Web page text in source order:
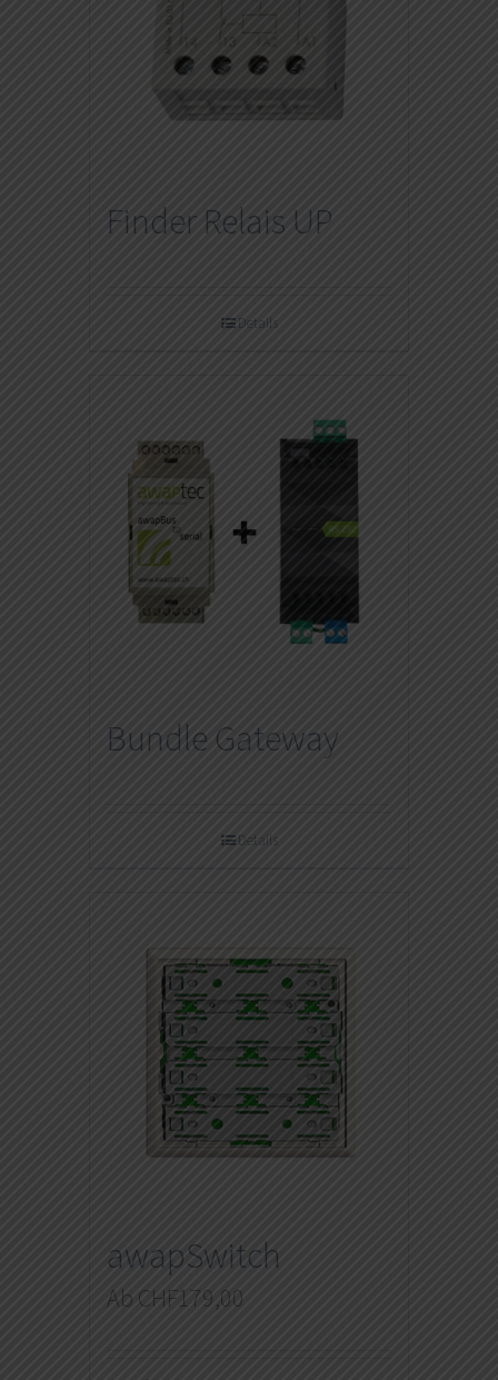
Finder Relais UP
Details
Bundle Gateway
Details
awapSwitch
Ab CHF179,00